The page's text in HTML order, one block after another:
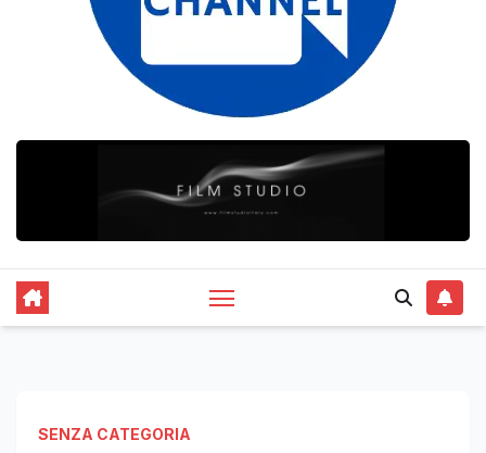
SENZA CATEGORIA